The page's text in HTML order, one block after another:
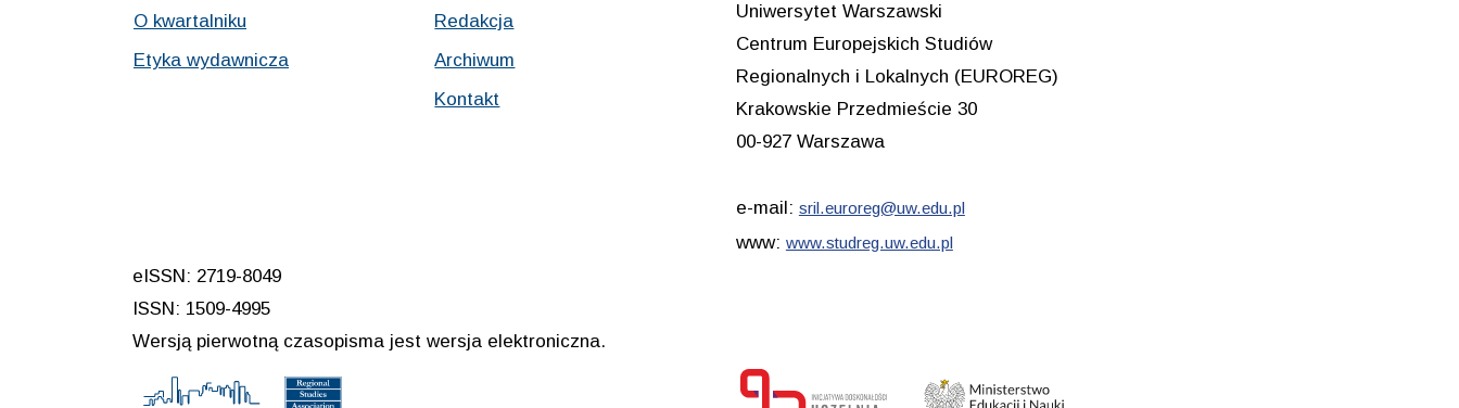
O kwartalniku
Etyka wydawnicza
Redakcja
Archiwum
Kontakt
Uniwersytet Warszawski
Centrum Europejskich Studiów
Regionalnych i Lokalnych (EUROREG)
Krakowskie Przedmieście 30
00-927 Warszawa
e-mail: sril.euroreg@uw.edu.pl
www: www.studreg.uw.edu.pl
eISSN: 2719-8049
ISSN: 1509-4995
Wersją pierwotną czasopisma jest wersja elektroniczna.